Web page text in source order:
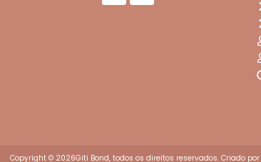
Copyright © 2026Giti Bond, todos os direitos reservados. Criado por